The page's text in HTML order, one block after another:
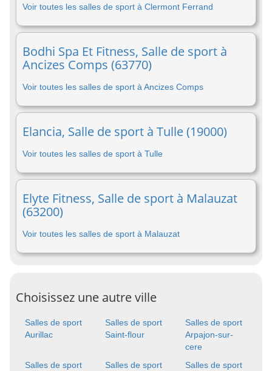
Voir toutes les salles de sport à Clermont Ferrand
Bodhi Spa Et Fitness, Salle de sport à
Ancizes Comps (63770)
Voir toutes les salles de sport à Ancizes Comps
Elancia, Salle de sport à Tulle (19000)
Voir toutes les salles de sport à Tulle
Elyte Fitness, Salle de sport à Malauzat
(63200)
Voir toutes les salles de sport à Malauzat
Choisissez une autre ville
Salles de sport
Aurillac
Salles de sport
Saint-flour
Salles de sport
Arpajon-sur-
cere
Salles de sport
Salles de sport
Salles de sport